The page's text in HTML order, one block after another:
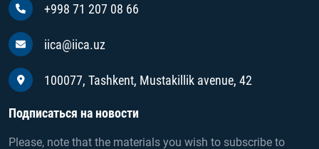
+998 71 207 08 66
iica@iica.uz
100077, Tashkent, Mustakillik avenue, 42
Подписаться на новости
Please, note that the materials you wish to subscribe to